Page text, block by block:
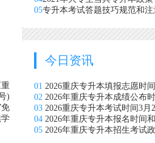
)
05专升本考试答题技巧规范和注
今日资讯
01 2026重庆专升本填报志愿时
02 2026年重庆专升本成绩公布
03 2026重庆专升本考试时间3月
04 2026年重庆专升本报名时间
05 2026年重庆专升本招生考试